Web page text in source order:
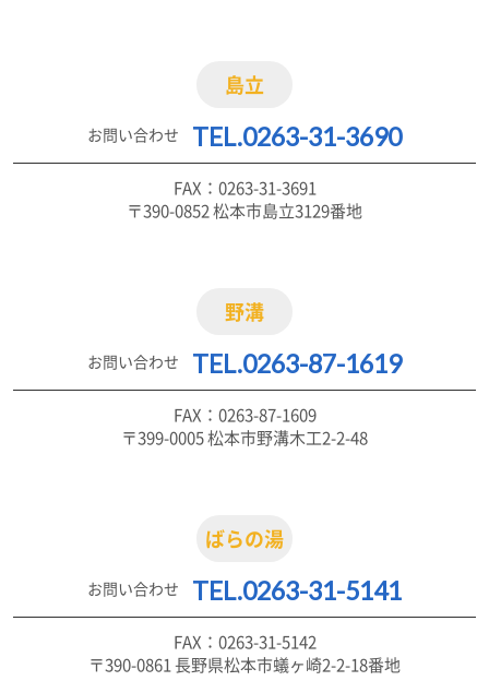
島立
お問い合わせ TEL.0263-31-3690
FAX：0263-31-3691
〒390-0852 松本市島立3129番地
野溝
お問い合わせ TEL.0263-87-1619
FAX：0263-87-1609
〒399-0005 松本市野溝木工2-2-48
ばらの湯
お問い合わせ TEL.0263-31-5141
FAX：0263-31-5142
〒390-0861 長野県松本市蟻ヶ崎2-2-18番地